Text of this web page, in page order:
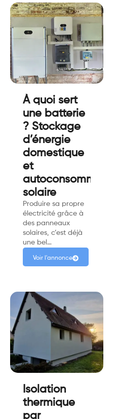
À quoi sert
une batterie
? Stockage
d’énergie
domestique
et
autoconsommation
solaire
Produire sa propre
électricité grâce à
des panneaux
solaires, c’est déjà
une bel…
Voir l'annonce
Isolation
thermique
par